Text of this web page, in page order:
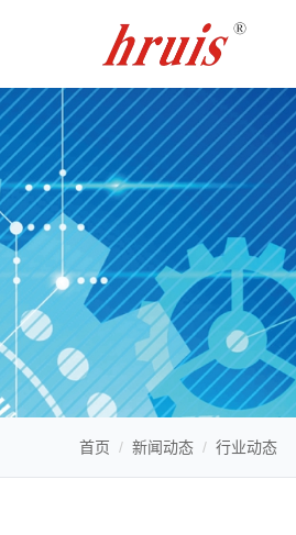
首页 / 新闻动态 / 行业动态